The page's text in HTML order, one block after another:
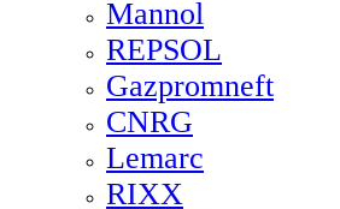
Mannol
REPSOL
Gazpromneft
CNRG
Lemarc
RIXX